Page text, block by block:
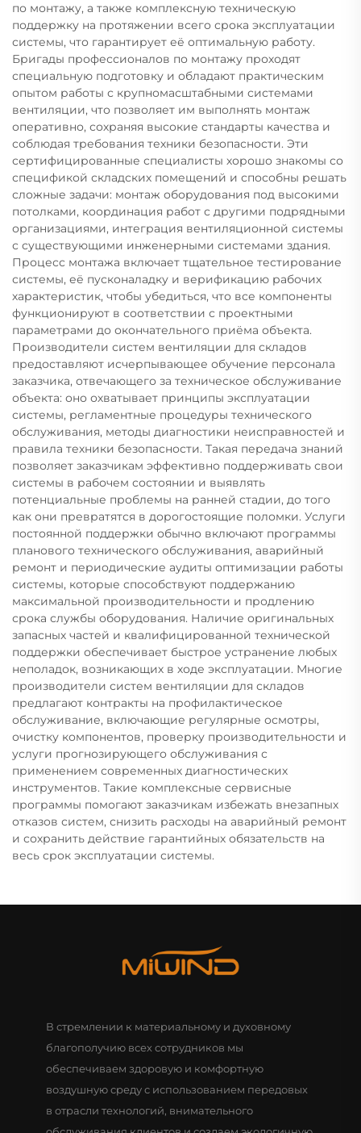
по монтажу, а также комплексную техническую
поддержку на протяжении всего срока эксплуатации
системы, что гарантирует её оптимальную работу.
Бригады профессионалов по монтажу проходят
специальную подготовку и обладают практическим
опытом работы с крупномасштабными системами
вентиляции, что позволяет им выполнять монтаж
оперативно, сохраняя высокие стандарты качества и
соблюдая требования техники безопасности. Эти
сертифицированные специалисты хорошо знакомы со
спецификой складских помещений и способны решать
сложные задачи: монтаж оборудования под высокими
потолками, координация работ с другими подрядными
организациями, интеграция вентиляционной системы
с существующими инженерными системами здания.
Процесс монтажа включает тщательное тестирование
системы, её пусконаладку и верификацию рабочих
характеристик, чтобы убедиться, что все компоненты
функционируют в соответствии с проектными
параметрами до окончательного приёма объекта.
Производители систем вентиляции для складов
предоставляют исчерпывающее обучение персонала
заказчика, отвечающего за техническое обслуживание
объекта: оно охватывает принципы эксплуатации
системы, регламентные процедуры технического
обслуживания, методы диагностики неисправностей и
правила техники безопасности. Такая передача знаний
позволяет заказчикам эффективно поддерживать свои
системы в рабочем состоянии и выявлять
потенциальные проблемы на ранней стадии, до того
как они превратятся в дорогостоящие поломки. Услуги
постоянной поддержки обычно включают программы
планового технического обслуживания, аварийный
ремонт и периодические аудиты оптимизации работы
системы, которые способствуют поддержанию
максимальной производительности и продлению
срока службы оборудования. Наличие оригинальных
запасных частей и квалифицированной технической
поддержки обеспечивает быстрое устранение любых
неполадок, возникающих в ходе эксплуатации. Многие
производители систем вентиляции для складов
предлагают контракты на профилактическое
обслуживание, включающие регулярные осмотры,
очистку компонентов, проверку производительности и
услуги прогнозирующего обслуживания с
применением современных диагностических
инструментов. Такие комплексные сервисные
программы помогают заказчикам избежать внезапных
отказов систем, снизить расходы на аварийный ремонт
и сохранить действие гарантийных обязательств на
весь срок эксплуатации системы.
В стремлении к материальному и духовному
благополучию всех сотрудников мы
обеспечиваем здоровую и комфортную
воздушную среду с использованием передовых
в отрасли технологий, внимательного